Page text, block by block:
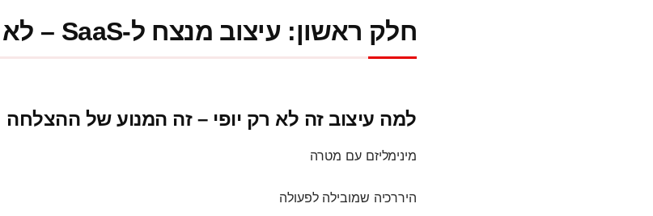
חלק ראשון: עיצוב מנצח ל-SaaS – לא מה שחשבת
למה עיצוב זה לא רק יופי – זה המנוע של ההצלחה
מינימליזם עם מטרה
היררכיה שמובילה לפעולה